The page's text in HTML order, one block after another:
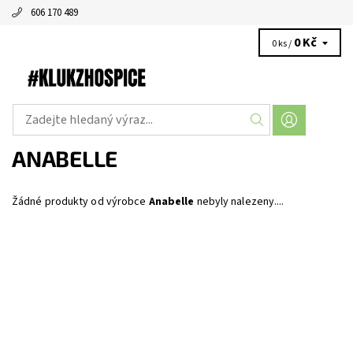
606 170 489
0 ks / 0 Kč
ANABELLE
Žádné produkty od výrobce Anabelle nebyly nalezeny....